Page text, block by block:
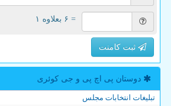
= ۶ بعلاوه ۱
ثبت کامنت
دوستان پی اچ پی و جی كوئری
تبلیغات انتخابات مجلس